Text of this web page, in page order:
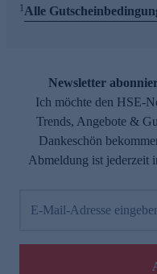
1Alle
Newsletter
Ich möchte den HSE-
Trends, Angebote &
Dankeschön
Abmeldung ist jederzeit
E-Mail-Adresse